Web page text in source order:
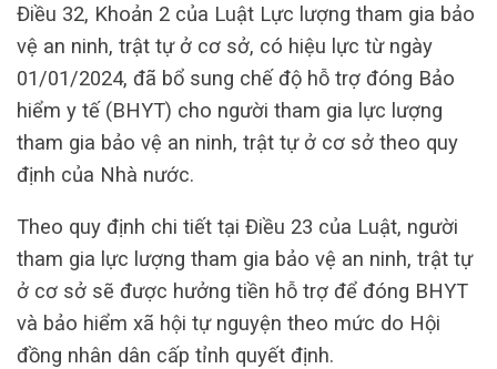
Điều 32, Khoản 2 của Luật Lực lượng tham gia bảo
vệ an ninh, trật tự ở cơ sở, có hiệu lực từ ngày
01/01/2024, đã bổ sung chế độ hỗ trợ đóng Bảo
hiểm y tế (BHYT) cho người tham gia lực lượng
tham gia bảo vệ an ninh, trật tự ở cơ sở theo quy
định của Nhà nước.
Theo quy định chi tiết tại Điều 23 của Luật, người
tham gia lực lượng tham gia bảo vệ an ninh, trật tự
ở cơ sở sẽ được hưởng tiền hỗ trợ để đóng BHYT
và bảo hiểm xã hội tự nguyện theo mức do Hội
đồng nhân dân cấp tỉnh quyết định.